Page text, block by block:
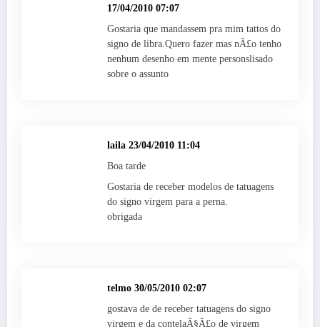
17/04/2010 07:07
Gostaria que mandassem pra mim tattos do
signo de libra.Quero fazer mas nÃ£o tenho
nenhum desenho em mente personslisado
sobre o assunto
laila 23/04/2010 11:04
Boa tarde
Gostaria de receber modelos de tatuagens
do signo virgem para a perna.
obrigada
telmo 30/05/2010 02:07
gostava de de receber tatuagens do signo
virgem e da contelaÃ§Ã£o de virgem